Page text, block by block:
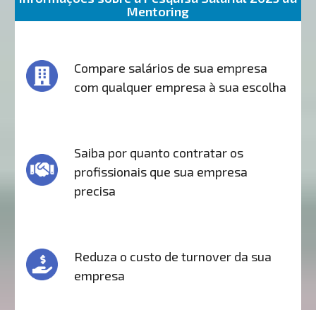
Mentoring
Compare salários de sua empresa
com qualquer empresa à sua escolha
Saiba por quanto contratar os
profissionais que sua empresa
precisa
Reduza o custo de turnover da sua
empresa